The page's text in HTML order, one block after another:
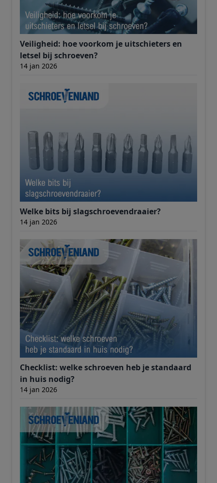
Veiligheid: hoe voorkom je uitschieters en
letsel bij schroeven?
14 jan 2026
Welke bits bij slagschroevendraaier?
14 jan 2026
Checklist: welke schroeven heb je standaard
in huis nodig?
14 jan 2026